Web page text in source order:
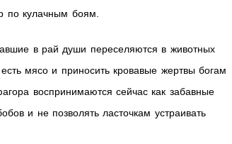
по кулачным боям.
в рай души переселяются в животных
мясо и приносить кровавые жертвы богам
воспринимаются сейчас как забавные
и не позволять ласточкам устраивать